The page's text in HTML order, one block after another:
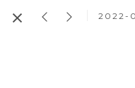
2022-